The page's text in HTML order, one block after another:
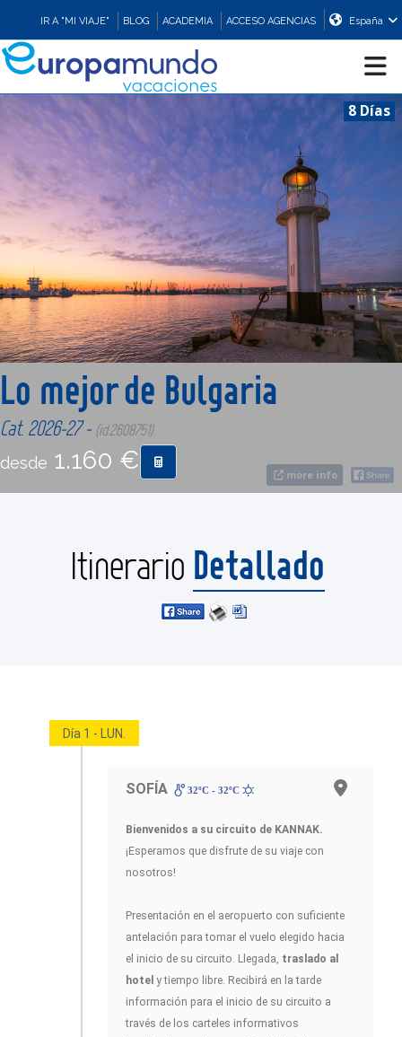
IR A "MI VIAJE" BLOG ACADEMIA ACCESO AGENCIAS España
EUROPA
ASIA
ORIENTE
PROMOCIONES
COMPRAR
CONTACTO
8 Días
more info
Lo mejor de Bulgaria
Cat. 2026-27 - (id:2608751)
desde 1.160 €
Itinerario Detallado
Día 1 - LUN.
SOFÍA 32ºC - 32ºC
Bienvenidos a su circuito de KANNAK.
¡Esperamos que disfrute de su viaje con
nosotros!
Presentación en el aeropuerto con suficiente
antelación para tomar el vuelo elegido hacia
el inicio de su circuito. Llegada, traslado al
hotel y tiempo libre. Recibirá en la tarde
información para el inicio de su circuito a
través de los carteles informativos